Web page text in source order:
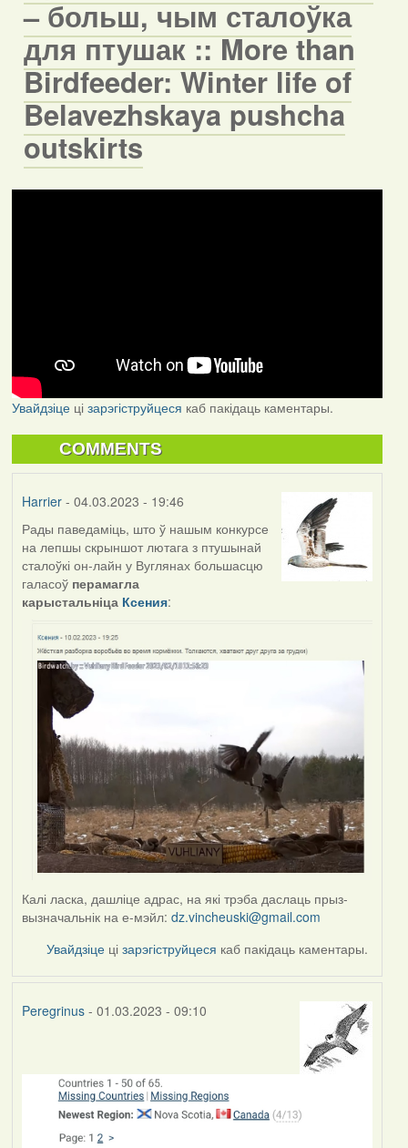
– больш, чым сталоўка
для птушак :: More than
Birdfeeder: Winter life of
Belavezhskaya pushcha
outskirts
Увайдзіцеці зарэгіструйцеся каб пакідаць каментары.
COMMENTS
Harrier- 04.03.2023 - 19:46
Рады паведаміць, што ў нашым конкурсе
на лепшы скрыншот лютага з птушынай
сталоўкі он-лайн у Вуглянах большасцю
галасоў перамагла
карыстальніца Ксения:
Калі ласка, дашліце адрас, на які трэба даслаць прыз-
вызначальнік на е-мэйл: dz.vincheuski@gmail.com
Увайдзіце цізарэгіструйцеся каб пакідаць каментары.
Peregrinus- 01.03.2023 - 09:10